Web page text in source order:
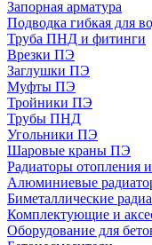
Запорная арматура
Подводка гибкая для
Труба ПНД и фитинги
Врезки ПЭ
Заглушки ПЭ
Муфты ПЭ
Тройники ПЭ
Трубы ПНД
Угольники ПЭ
Шаровые краны ПЭ
Радиаторы отопления
Алюминиевые
Биметаллические
Комплектующие и
Оборудование для